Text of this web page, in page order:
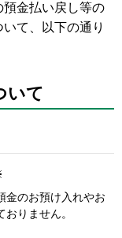
金払い戻し等の
て、以下の通り
いて
金のお預け入れやお
りません。